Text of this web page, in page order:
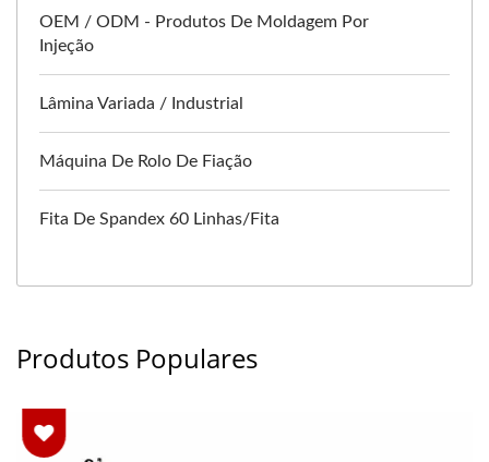
OEM / ODM - Produtos De Moldagem Por
Injeção
Lâmina Variada / Industrial
Máquina De Rolo De Fiação
Fita De Spandex 60 Linhas/fita
Produtos Populares